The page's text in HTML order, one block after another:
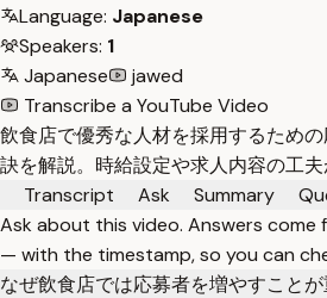
Language: Japanese
Speakers: 1
Japanese
jawed
Transcribe a YouTube Video
飲食店で優秀な人材を採用するため
訣を解説。時給設定や求人内容の工夫
Transcript
Ask Summary
Ask about this video. Answers
— with the timestamp, so you can
なぜ飲食店では応募者を増やすこと